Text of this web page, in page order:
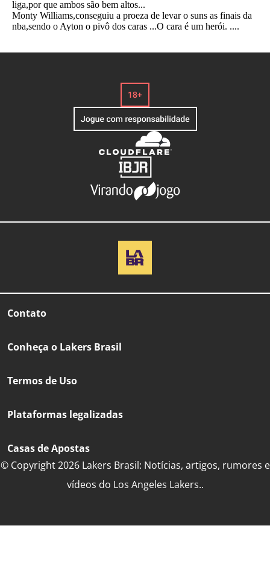
Contato
Conheça o Lakers Brasil
Termos de Uso
Plataformas legalizadas
Casas de Apostas
© Copyright 2026 Lakers Brasil: Notícias, artigos, rumores e
vídeos do Los Angeles Lakers..